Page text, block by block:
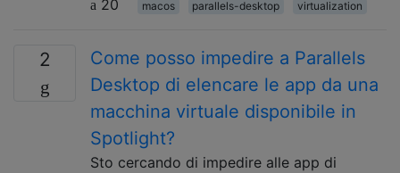
20 macos parallels-desktop virtualization
2
Come posso impedire a Parallels
Desktop di elencare le app da una
macchina virtuale disponibile in
Spotlight?
Sto cercando di impedire alle app di